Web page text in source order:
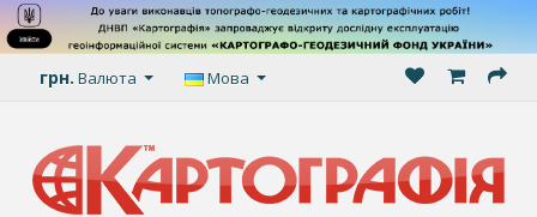
грн. Валюта Мова